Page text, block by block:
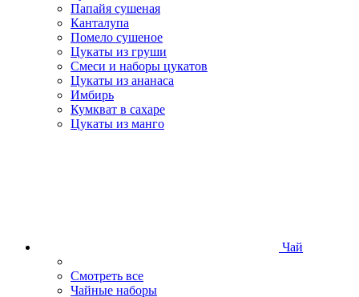
Папайя сушеная
Канталупа
Помело сушеное
Цукаты из груши
Смеси и наборы цукатов
Цукаты из ананаса
Имбирь
Кумкват в сахаре
Цукаты из манго
Чай
Смотреть все
Чайные наборы